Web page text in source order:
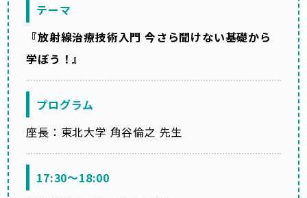
テーマ
『放射線治療技術入門 今さら聞けない基礎から
学ぼう！』
プログラム
座長：東北大学 角谷倫之 先生
17:30～18:00